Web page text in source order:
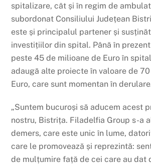
spitalizare, cât și în regim de
subordonat Consiliului Județean
este și principalul partener și
investițiilor din spital. Până în
peste 45 de milioane de Euro în
adaugă alte proiecte în valoare de
Euro, care sunt momentan în
„Suntem bucuroși să aducem acest
nostru, Bistrița. Filadelfia Group s-a
demers, care este unic în lume,
care le promovează și reprezintă:
de mulțumire față de cei care au dat